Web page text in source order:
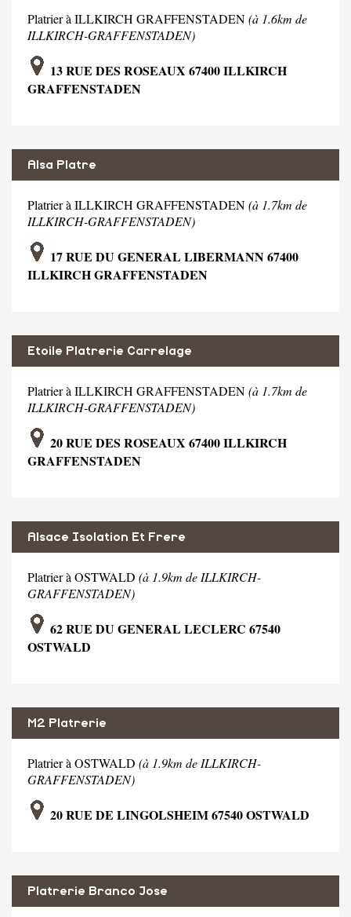
Platrier à ILLKIRCH GRAFFENSTADEN(à 1.6km de
ILLKIRCH-GRAFFENSTADEN)
13 RUE DES ROSEAUX 67400 ILLKIRCH
GRAFFENSTADEN
Alsa Platre
Platrier à ILLKIRCH GRAFFENSTADEN(à 1.7km de
ILLKIRCH-GRAFFENSTADEN)
17 RUE DU GENERAL LIBERMANN 67400
ILLKIRCH GRAFFENSTADEN
Etoile Platrerie Carrelage
Platrier à ILLKIRCH GRAFFENSTADEN(à 1.7km de
ILLKIRCH-GRAFFENSTADEN)
20 RUE DES ROSEAUX 67400 ILLKIRCH
GRAFFENSTADEN
Alsace Isolation Et Frere
Platrier à OSTWALD (à 1.9km de ILLKIRCH-
GRAFFENSTADEN)
62 RUE DU GENERAL LECLERC 67540
OSTWALD
M2 Platrerie
Platrier à OSTWALD (à 1.9km de ILLKIRCH-
GRAFFENSTADEN)
20 RUE DE LINGOLSHEIM 67540 OSTWALD
Platrerie Branco Jose